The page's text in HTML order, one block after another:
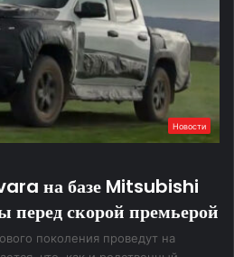
Новости
на базе Mitsubishi
перед скорой премьерой
поколения проведут на